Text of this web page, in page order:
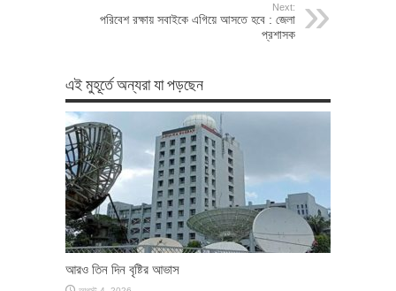
Next:
পরিবেশ রক্ষায় সবাইকে এগিয়ে আসতে হবে : জেলা
প্রশাসক
এই মুহূর্তে অন্যরা যা পড়ছেন
আরও তিন দিন বৃষ্টির আভাস